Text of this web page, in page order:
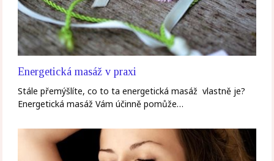
Energetická masáž v praxi
Stále přemýšlíte, co to ta energetická masáž vlastně je?
Energetická masáž Vám účinně pomůže…